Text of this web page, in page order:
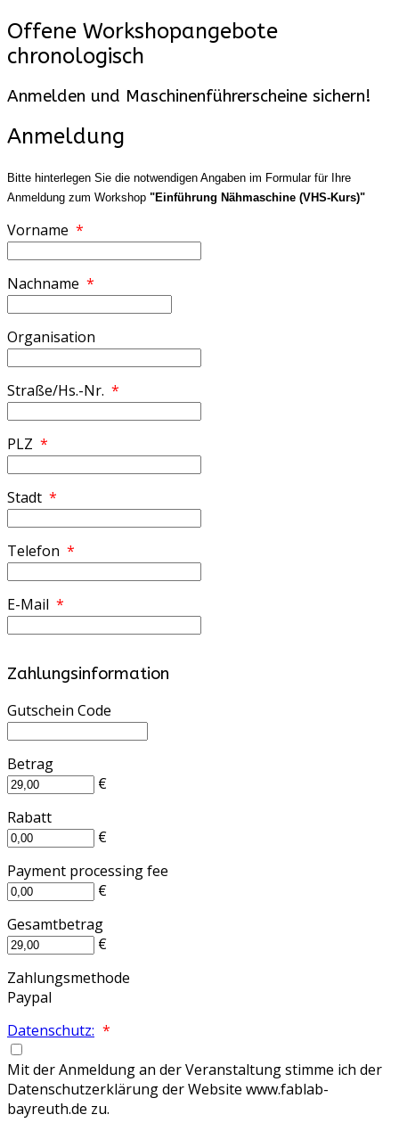
Offene Workshopangebote
chronologisch
Anmelden und Maschinenführerscheine sichern!
Anmeldung
Bitte hinterlegen Sie die notwendigen Angaben im Formular für Ihre
Anmeldung zum Workshop "Einführung Nähmaschine (VHS-Kurs)"
Vorname *
Nachname *
Organisation
Straße/Hs.-Nr. *
PLZ *
Stadt *
Telefon *
E-Mail *
Zahlungsinformation
Gutschein Code
Betrag
€
Rabatt
€
Payment processing fee
€
Gesamtbetrag
€
Zahlungsmethode
Paypal
Datenschutz: *
Mit der Anmeldung an der Veranstaltung stimme ich der
Datenschutzerklärung der Website www.fablab-
bayreuth.de zu.